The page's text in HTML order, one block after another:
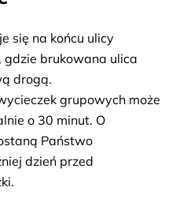
się na końcu ulicy
gdzie brukowana ulica
drogą.
grupowych może
o 30 minut. O
Państwo
dzień przed